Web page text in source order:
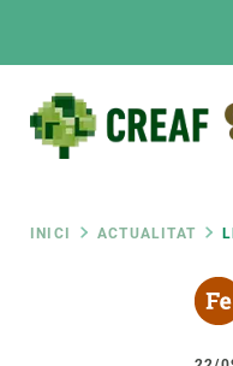
Fil
INICI ACTUALITAT
SOBRE NOSALTRES